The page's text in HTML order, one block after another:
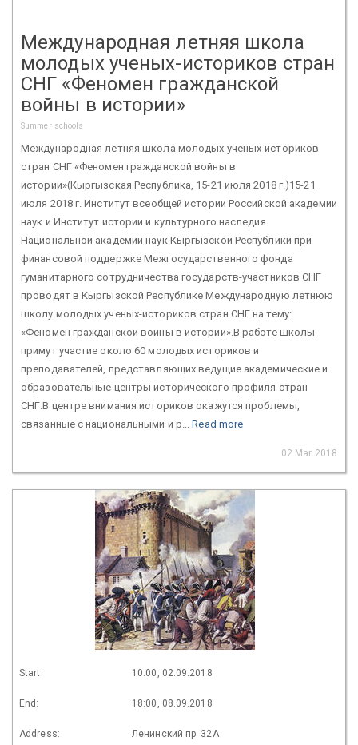
Международная летняя школа
молодых ученых-историков стран
СНГ «Феномен гражданской
войны в истории»
Summer schools
Международная летняя школа молодых ученых-историков
стран СНГ «Феномен гражданской войны в
истории»(Кыргызская Республика, 15-21 июля 2018 г.)15-21
июля 2018 г. Институт всеобщей истории Российской академии
наук и Институт истории и культурного наследия
Национальной академии наук Кыргызской Республики при
финансовой поддержке Межгосударственного фонда
гуманитарного сотрудничества государств-участников СНГ
проводят в Кыргызской Республике Международную летнюю
школу молодых ученых-историков стран СНГ на тему:
«Феномен гражданской войны в истории».В работе школы
примут участие около 60 молодых историков и
преподавателей, представляющих ведущие академические и
образовательные центры исторического профиля стран
СНГ.В центре внимания историков окажутся проблемы,
связанные с национальными и р...Read more
02 Mar 2018
Start: 10:00, 02.09.2018
End: 18:00, 08.09.2018
Address: Ленинский пр. 32А